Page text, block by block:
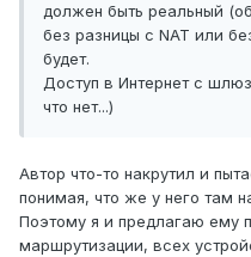
должен быть реальный
без разницы с NAT или
будет.
Доступ в Интернет с
что нет...)
Автор что-то накрутил и
понимая, что же у него там
Поэтому я и предлагаю ему
маршрутизации, всех